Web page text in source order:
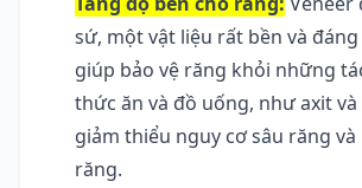
sứ, một vật liệu rất bền và đáng
giúp bảo vệ răng khỏi những
thức ăn và đồ uống, như axit
giảm thiểu nguy cơ sâu răng
răng.